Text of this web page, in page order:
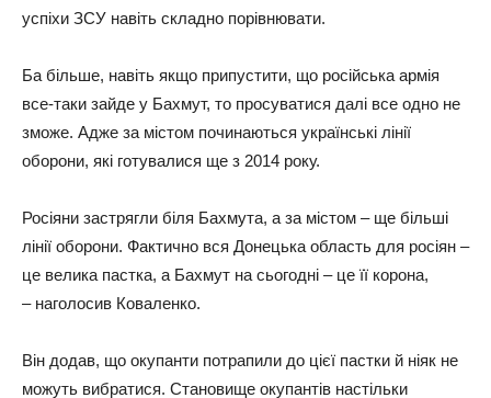
успіхи ЗСУ навіть складно порівнювати.
Ба більше, навіть якщо припустити, що російська армія
все-таки зайде у Бахмут, то просуватися далі все одно не
зможе. Адже за містом починаються українські лінії
оборони, які готувалися ще з 2014 року.
Росіяни застрягли біля Бахмута, а за містом – ще більші
лінії оборони. Фактично вся Донецька область для росіян –
це велика пастка, а Бахмут на сьогодні – це її корона,
– наголосив Коваленко.
Він додав, що окупанти потрапили до цієї пастки й ніяк не
можуть вибратися. Становище окупантів настільки